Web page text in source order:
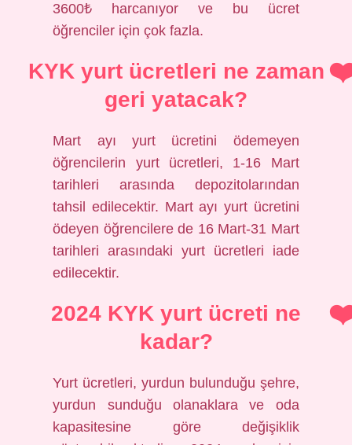
3600₺ harcanıyor ve bu ücret
öğrenciler için çok fazla.
KYK yurt ücretleri ne zaman
geri yatacak?
Mart ayı yurt ücretini ödemeyen
öğrencilerin yurt ücretleri, 1-16 Mart
tarihleri ​​arasında depozitolarından
tahsil edilecektir. Mart ayı yurt ücretini
ödeyen öğrencilere de 16 Mart-31 Mart
tarihleri ​​arasındaki yurt ücretleri iade
edilecektir.
2024 KYK yurt ücreti ne
kadar?
Yurt ücretleri, yurdun bulunduğu şehre,
yurdun sunduğu olanaklara ve oda
kapasitesine göre değişiklik